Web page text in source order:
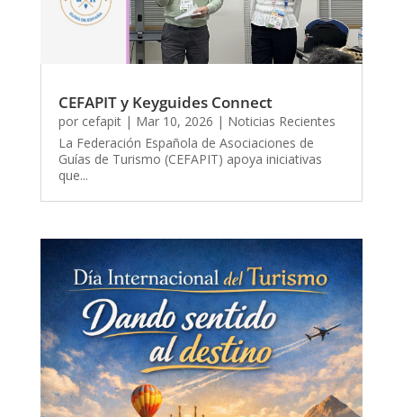
CEFAPIT y Keyguides Connect
por cefapit| Mar 10, 2026 | Noticias Recientes
La Federación Española de Asociaciones de
Guías de Turismo (CEFAPIT) apoya iniciativas
que...